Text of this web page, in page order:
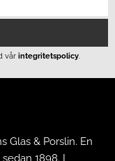
vår integritetspolicy.
Glas & Porslin. En
1898. I